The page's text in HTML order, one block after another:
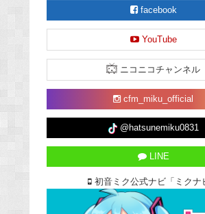
facebook
YouTube
ニコニコチャンネル
cfm_miku_official
@hatsunemiku0831
LINE
初音ミク公式ナビ「ミクナ